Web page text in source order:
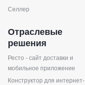
Селлер
Отраслевые
решения
Ресто - сайт доставки и
мобильное приложение
Конструктор для интернет-